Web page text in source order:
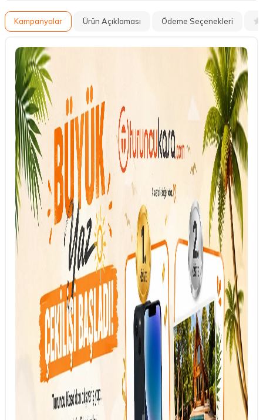
Kampanyalar Ürün Açıklaması Ödeme Seçenekleri